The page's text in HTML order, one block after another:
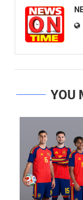
YOU